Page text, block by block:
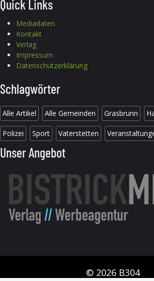
Quick Links
Mediadaten
Kontakt
Verlag
Impressum
Datenschutzerklärung
Schlagwörter
Alle Artikel Alle Gemeinden Grasbrunn
Polizei Sport Vaterstetten
Unser Angebot
© 2026 B304